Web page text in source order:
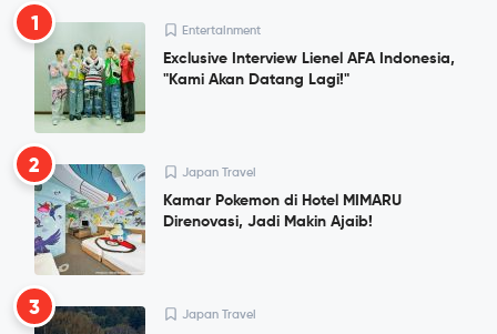
1 Entertainment
Exclusive Interview Lienel AFA Indonesia,
"Kami Akan Datang Lagi!"
2 Japan Travel
Kamar Pokemon di Hotel MIMARU
Direnovasi, Jadi Makin Ajaib!
3 Japan Travel